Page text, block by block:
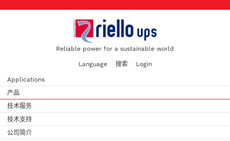
Reliable power for a sustainable world
Language 搜索 Login
Applications
产品
技术服务
技术支持
公司简介